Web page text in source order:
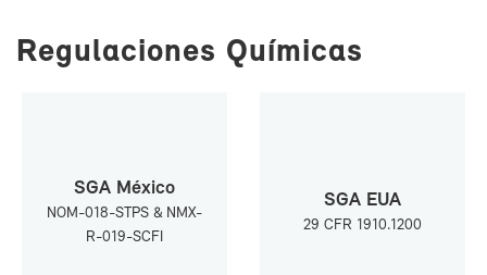
Re­gu­la­cio­nes Quí­mi­cas
SGA Mé­xi­co
NOM-​018-​STPS & NMX-​
R-019-​SCFI
SGA EUA
29 CFR 1910.1200